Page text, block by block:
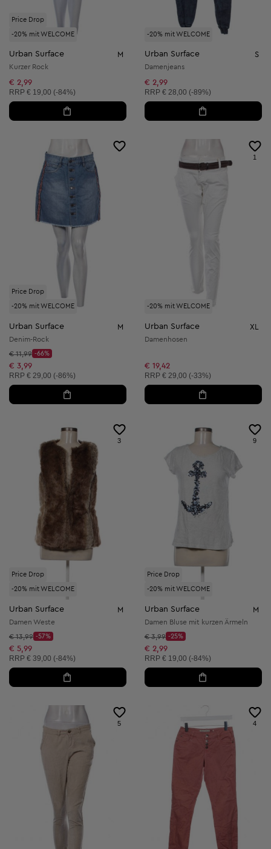
Price Drop
-20% mit WELCOME
Urban Surface M
Kurzer Rock
€ 2,99
Unverbindliche Preisempfehlung:
RRP € 19,00 (-84%)
-20% mit WELCOME
Urban Surface S
Damenjeans
€ 2,99
Unverbindliche Preisempfehlung:
RRP € 28,00 (-89%)
Price Drop
-20% mit WELCOME
Urban Surface M
Denim-Rock
Startpreis:
€ 11,99
Discount Price:
-66%
Reduzierter Preis:
€ 3,99
Unverbindliche Preisempfehlung:
RRP € 29,00 (-86%)
-20% mit WELCOME
1
Urban Surface XL
Damenhosen
€ 19,42
Unverbindliche Preisempfehlung:
RRP € 29,00 (-33%)
Price Drop
-20% mit WELCOME
3
Urban Surface M
Damen Weste
Startpreis:
€ 13,99
Discount Price:
-57%
Reduzierter Preis:
€ 5,99
Unverbindliche Preisempfehlung:
RRP € 39,00 (-84%)
Price Drop
-20% mit WELCOME
9
Urban Surface M
Damen Bluse mit kurzen Ärmeln
Startpreis:
€ 3,99
Discount Price:
-25%
Reduzierter Preis:
€ 2,99
Unverbindliche Preisempfehlung:
RRP € 19,00 (-84%)
5 4